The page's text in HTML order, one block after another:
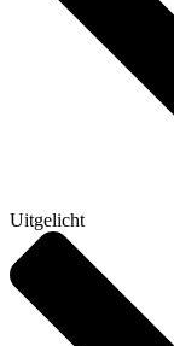
Uitgelicht